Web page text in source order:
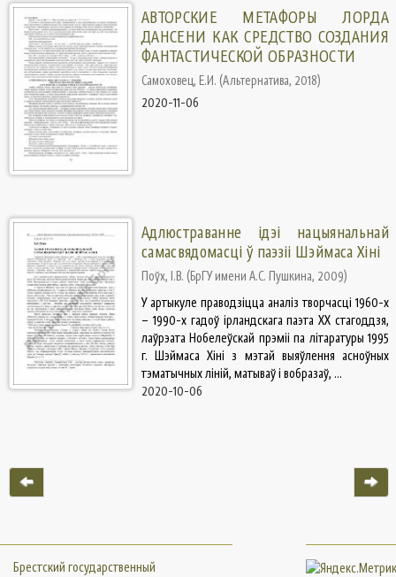
АВТОРСКИЕ МЕТАФОРЫ ЛОРДА
ДАНСЕНИ КАК СРЕДСТВО СОЗДАНИЯ
ФАНТАСТИЧЕСКОЙ ОБРАЗНОСТИ
Самоховец, Е.И. (Альтернатива, 2018)
2020-11-06
Адлюстраванне ідэі нацыянальнай
самасвядомасці ў паэзіі Шэймаса Хіні
Поўх, І.В. (БрГУ имени А.С. Пушкина, 2009)
У артыкуле праводзіцца аналіз творчасці 1960-х
– 1990-х гадоў ірландскага паэта ХХ стагоддзя,
лаўрэата Нобелеўскай прэміі па літаратуры 1995
г. Шэймаса Хіні з мэтай выяўлення асноўных
тэматычных ліній, матываў і вобразаў, ...
2020-10-06
Брестский государственный